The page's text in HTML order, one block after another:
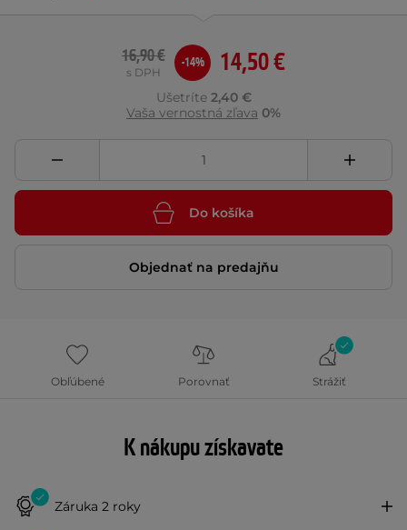
14,50 €
16,90 €
s DPH
-14%
Ušetríte 2,40 €
Vaša vernostná zľava 0%
Do košíka
Objednať na predajňu
Obľúbené Porovnať Strážiť
K nákupu získavate
Záruka 2 roky